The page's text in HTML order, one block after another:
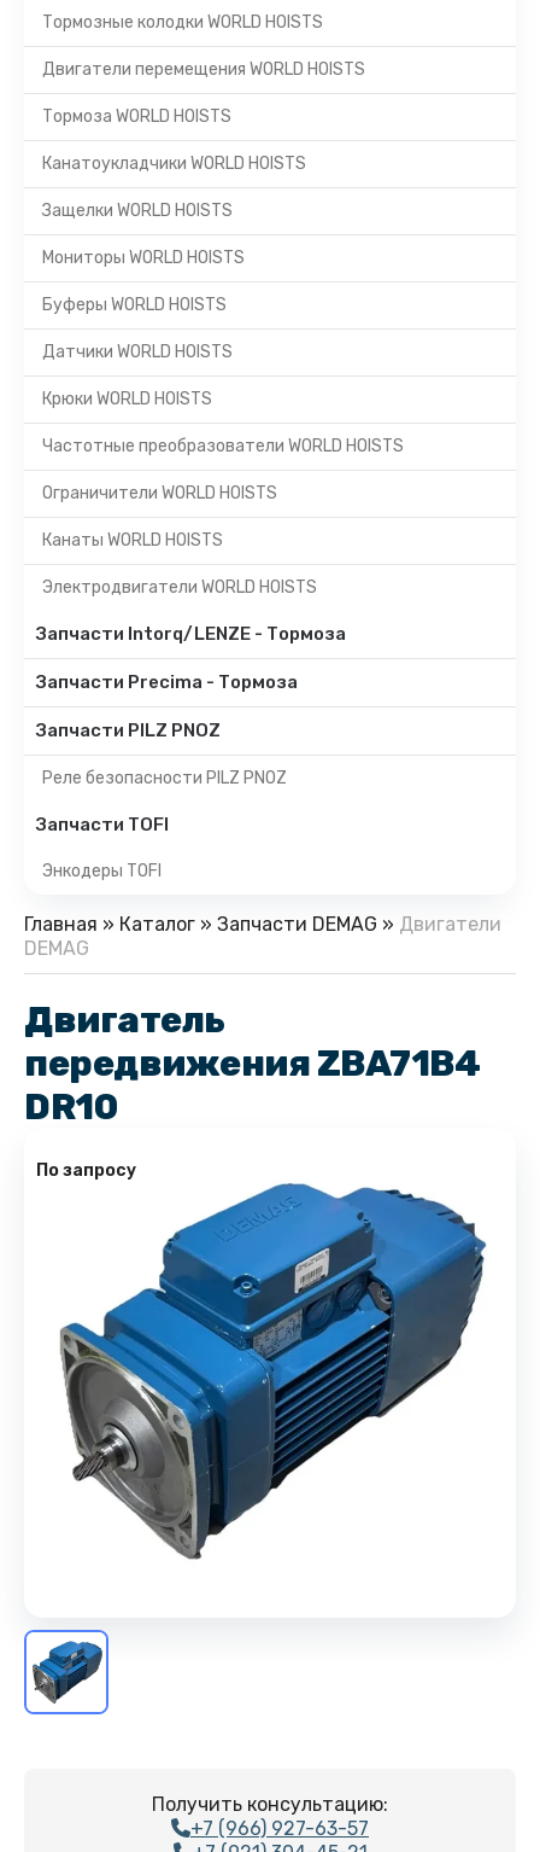
Тормозные колодки WORLD HOISTS
Двигатели перемещения WORLD HOISTS
Тормоза WORLD HOISTS
Канатоукладчики WORLD HOISTS
Защелки WORLD HOISTS
Мониторы WORLD HOISTS
Буферы WORLD HOISTS
Датчики WORLD HOISTS
Крюки WORLD HOISTS
Частотные преобразователи WORLD HOISTS
Ограничители WORLD HOISTS
Канаты WORLD HOISTS
Электродвигатели WORLD HOISTS
Запчасти Intorq/LENZE - Тормоза
Запчасти Precima - Тормоза
Запчасти PILZ PNOZ
Реле безопасности PILZ PNOZ
Запчасти TOFI
Энкодеры TOFI
Главная » Каталог » Запчасти DEMAG » Двигатели
DEMAG
Двигатель
передвижения ZBA71B4
DR10
По запросу
Получить консультацию:
+7 (966) 927-63-57